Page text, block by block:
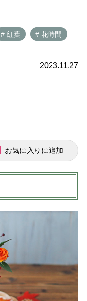
# 紅葉 # 花時間
2023.11.27
お気に入りに追加